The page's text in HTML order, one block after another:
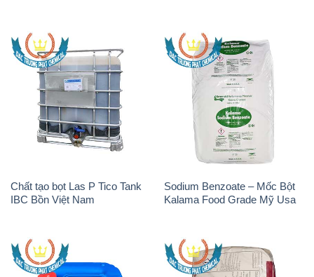
Chất tạo bọt Las P Tico Tank
IBC Bồn Việt Nam
Sodium Benzoate – Mốc Bột
Kalama Food Grade Mỹ Usa